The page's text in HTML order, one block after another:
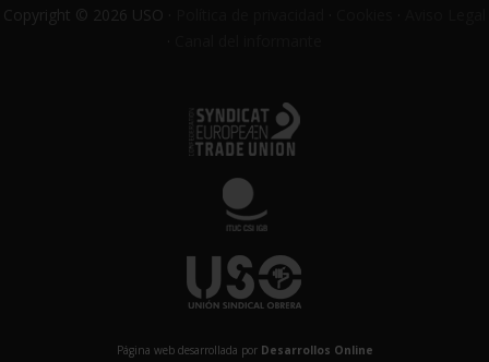
Copyright © 2026 USO ·
Página web desarrollada por Desarrollos Online